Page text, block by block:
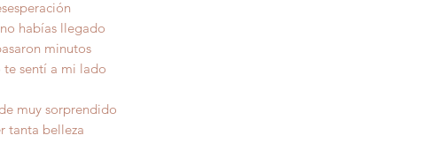
habías llegado
minutos
te sentí a mi lado
muy sorprendido
tanta belleza